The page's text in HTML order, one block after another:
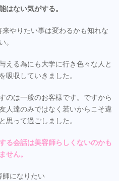
はない気がする。
やりたい事は変わるかも知れな
い。
える為にも大学に行き色々な人と
吸収していきました。
のは一般のお客様です。ですから
人達のみではなく若いからこそ違
思って過ごしました。
る会話は美容師らしくないのかも
せん。
師になりたい